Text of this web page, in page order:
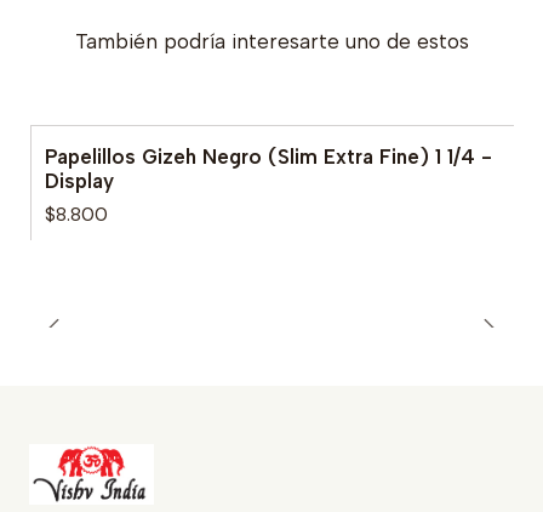
También podría interesarte uno de estos
Papelillos Gizeh Negro (Slim Extra Fine) 1 1/4 -
Display
$8.800